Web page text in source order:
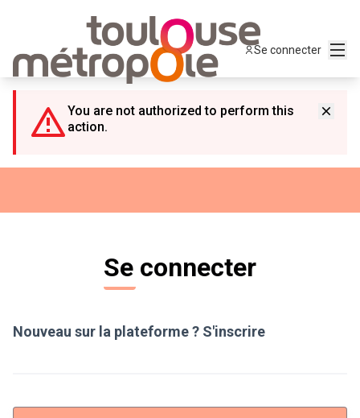
Se connecter
You are not authorized to perform this
action.
Se connecter
Nouveau sur la plateforme ? S'inscrire